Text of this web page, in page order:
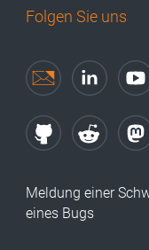
Folgen Sie uns
Meldung einer
eines Bugs